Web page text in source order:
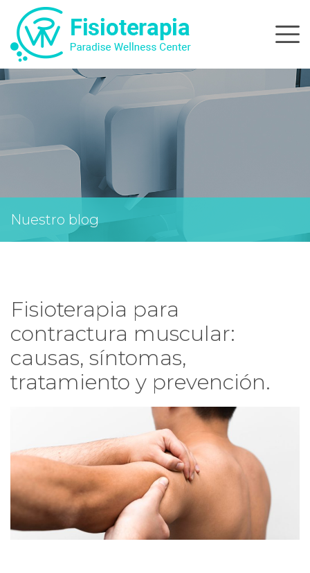
content
Nuestro blog
Fisioterapia para
contractura muscular:
causas, síntomas,
tratamiento y prevención.